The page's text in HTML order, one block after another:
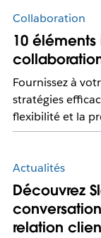
Collaboration
10
Fournissez à
stratégies
flexibilité et la
Actualités
Découvrez
relation